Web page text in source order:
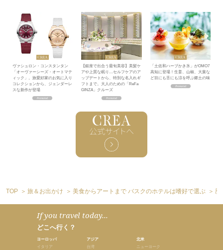
ヴァシュロン・コンスタンタン
「オーヴァーシーズ・オートマテ
ィック」。旅愛好家のお気に入り
コレクションから、ジェンダーレ
スな新作が登場
【銀座で出合う最旬美容】美髪ケ
アや上質な眠り…セルフケアのア
ップデートから、特別な名入れギ
フトまで。大人のための「ReFa
GINZA」クルーズ
「土佐和ハーブかき氷」がOMO7
高知に登場！生姜、山椒、大葉な
ど目にも舌にも涼を呼ぶ郷土の味
TOP 旅＆お出かけ 美食からアートまで バスクのホテルは嗜好で選ぶ 歴
If you travel today...
どこへ行く？
ヨーロッパ
イタリア
アジア
台湾
北米
ニューヨーク